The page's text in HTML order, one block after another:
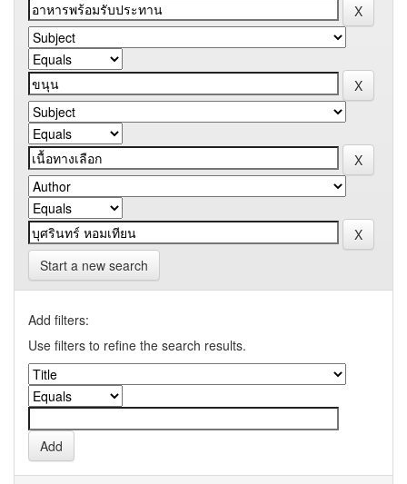
Start a new search
Add filters:
Use filters to refine the search results.